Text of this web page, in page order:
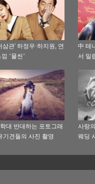
삼관' 하정우·하지원, 연
‘물씬’
中 테
서 밀
대 반대하는 포토그래
기견들의 사진 촬영
사랑
웨딩